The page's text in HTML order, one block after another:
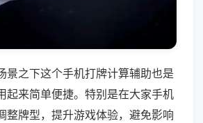
景之下这个手机打牌计算辅助也是
起来简单便捷。特别是在大家手机
整牌型，提升游戏体验，避免影响